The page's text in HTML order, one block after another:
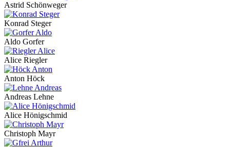
Astrid Schönweger
Konrad Steger
Aldo Gorfer
Alice Riegler
Anton Höck
Andreas Lehne
Alice Hönigschmid
Christoph Mayr